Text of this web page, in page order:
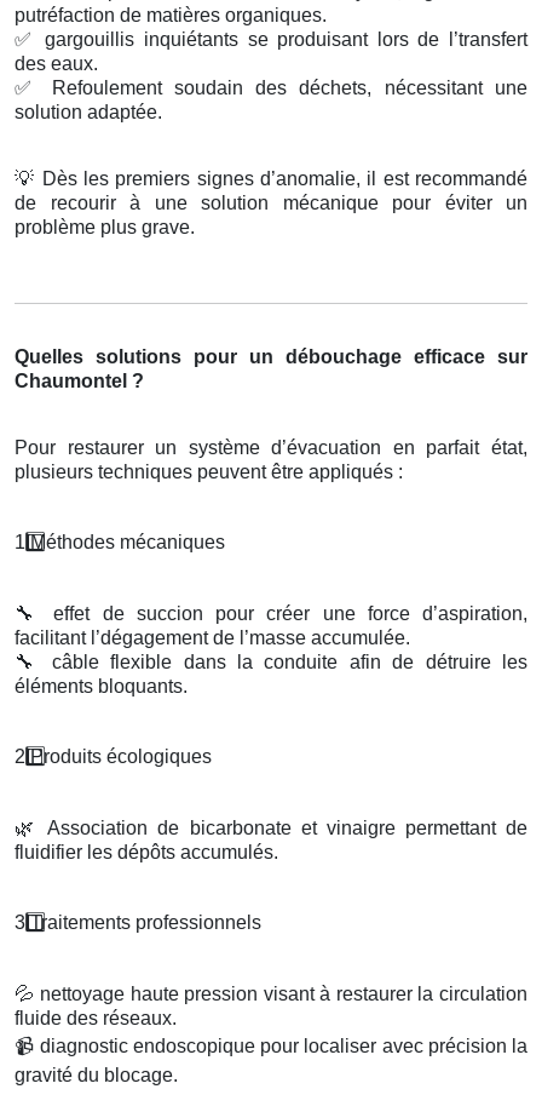
putréfaction de matières organiques.
✅
gargouillis inquiétants se produisant lors de l’transfert
des eaux.
✅
Refoulement soudain des déchets, nécessitant une
solution adaptée.
💡 Dès les premiers signes d’anomalie, il est recommandé
de recourir à une solution mécanique pour éviter un
problème plus grave.
Quelles solutions pour un débouchage efficace sur
Chaumontel ?
Pour restaurer un système d’évacuation en parfait état,
plusieurs techniques peuvent être appliqués :
1️ Méthodes mécaniques
🔧
effet de succion pour créer une force d’aspiration,
facilitant l’dégagement de l’masse accumulée.
🔧
câble flexible dans la conduite afin de détruire les
éléments bloquants.
2️ Produits écologiques
🌿
Association de bicarbonate et vinaigre permettant de
fluidifier les dépôts accumulés.
3️Traitements professionnels
💦 nettoyage haute pression visant à restaurer la circulation
fluide des réseaux.
📹 diagnostic endoscopique pour localiser avec précision la
gravité du blocage.